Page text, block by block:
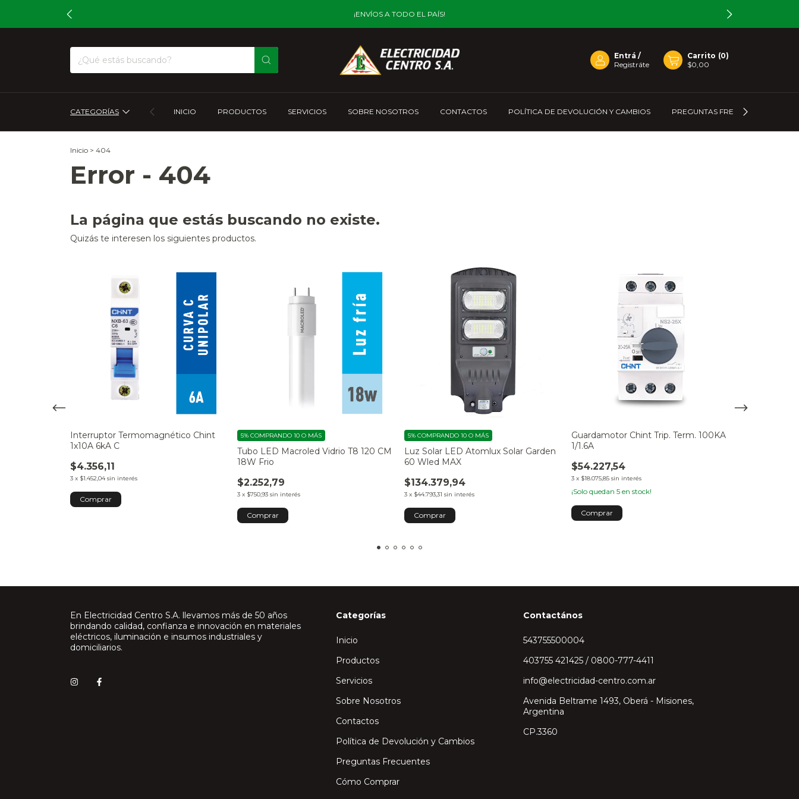
¡ENVÍOS A TODO EL PAÍS!
Entrá /
Registráte
Carrito (0)
$0,00
CATEGORÍAS INICIO PRODUCTOS SERVICIOS SOBRE NOSOTROS CONTACTOS POLÍTICA DE DEVOLUCIÓN Y CAMBIOS PREGUNTAS FRECUENTES
Inicio > 404
Error - 404
La página que estás buscando no existe.
Quizás te interesen los siguientes productos.
Interruptor Termomagnético Chint
1x10A 6kA C
$4.356,11
3 x $1.452,04 sin interés
Tubo LED Macroled Vidrio T8 120 CM
18W Frio
$2.252,79
3 x $750,93 sin interés
5% COMPRANDO 10 O MÁS
Luz Solar LED Atomlux Solar Garden
60 Wled MAX
$134.379,94
3 x $44.793,31 sin interés
5% COMPRANDO 10 O MÁS
Guardamotor Chint Trip. Term. 100KA
1/1.6A
$54.227,54
3 x $18.075,85 sin interés
¡Solo quedan 5 en stock!
En Electricidad Centro S.A. llevamos más de 50 años
brindando calidad, confianza e innovación en materiales
eléctricos, iluminación e insumos industriales y
domiciliarios.
Categorías
Inicio
Productos
Servicios
Sobre Nosotros
Contactos
Política de Devolución y Cambios
Preguntas Frecuentes
Cómo Comprar
Contactános
543755500004
403755 421425 / 0800-777-4411
info@electricidad-centro.com.ar
Avenida Beltrame 1493, Oberá - Misiones,
Argentina
CP.3360